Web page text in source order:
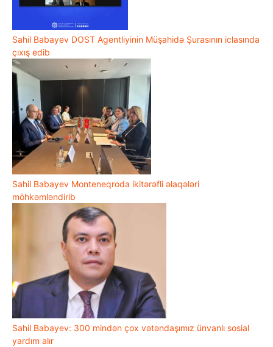
Sahil Babayev DOST Agentliyinin Müşahidə Şurasının iclasında
çıxış edib
Sahil Babayev Monteneqroda ikitərəfli əlaqələri
möhkəmləndirib
Sahil Babayev: 300 mindən çox vətəndaşımız ünvanlı sosial
yardım alır